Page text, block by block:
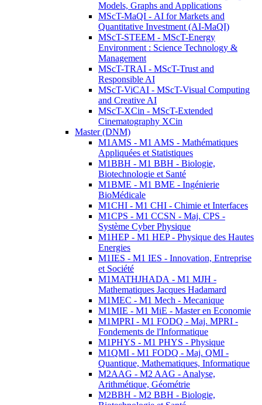
Models, Graphs and Applications
MScT-MaQI - AI for Markets and
Quantitative Investment (AI-MaQI)
MScT-STEEM - MScT-Energy
Environment : Science Technology &
Management
MScT-TRAI - MScT-Trust and
Responsible AI
MScT-ViCAI - MScT-Visual Computing
and Creative AI
MScT-XCin - MScT-Extended
Cinematography XCin
Master (DNM)
M1AMS - M1 AMS - Mathématiques
Appliquées et Statistiques
M1BBH - M1 BBH - Biologie,
Biotechnologie et Santé
M1BME - M1 BME - Ingénierie
BioMédicale
M1CHI - M1 CHI - Chimie et Interfaces
M1CPS - M1 CCSN - Maj. CPS -
Système Cyber Physique
M1HEP - M1 HEP - Physique des Hautes
Energies
M1IES - M1 IES - Innovation, Entreprise
et Société
M1MATHJHADA - M1 MJH -
Mathematiques Jacques Hadamard
M1MEC - M1 Mech - Mecanique
M1MIE - M1 MiE - Master en Economie
M1MPRI - M1 FODQ - Maj. MPRI -
Fondements de l'Informatique
M1PHYS - M1 PHYS - Physique
M1QMI - M1 FODQ - Maj. QMI -
Quantique, Mathematiques, Informatique
M2AAG - M2 AAG - Analyse,
Arithmétique, Géométrie
M2BBH - M2 BBH - Biologie,